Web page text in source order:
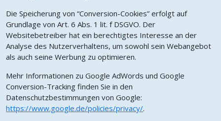
Die Speicherung von “Conversion-Cookies” erfolgt auf
Grundlage von Art. 6 Abs. 1 lit. f DSGVO. Der
Websitebetreiber hat ein berechtigtes Interesse an der
Analyse des Nutzerverhaltens, um sowohl sein Webangebot
als auch seine Werbung zu optimieren.
Mehr Informationen zu Google AdWords und Google
Conversion-Tracking finden Sie in den
Datenschutzbestimmungen von Google:
https://www.google.de/policies/privacy/.